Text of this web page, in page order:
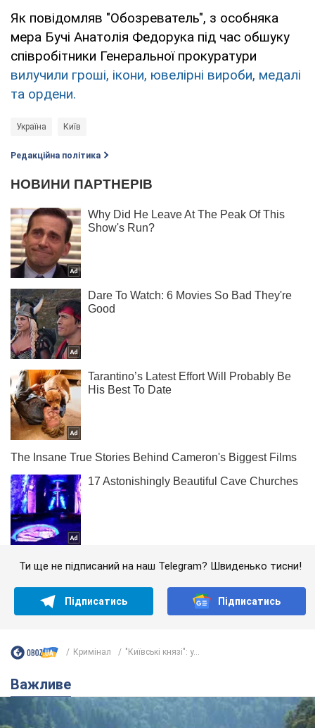
Як повідомляв "Обозреватель", з особняка
мера Бучі Анатолія Федорука під час обшуку
співробітники Генеральної прокуратури
вилучили гроші, ікони, ювелірні вироби, медалі
та ордени.
Україна Київ
Редакційна політика
Ти ще не підписаний на наш Telegram? Швиденько тисни!
Підписатись Підписатись
Кримінал "Київські князі": у...
Важливе